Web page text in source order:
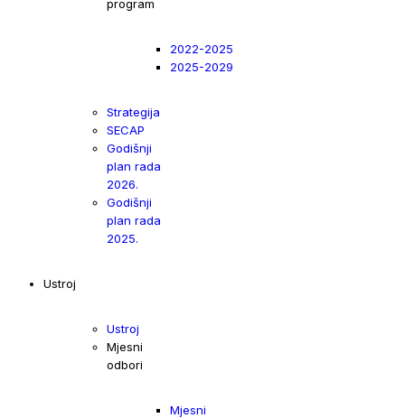
program
2022-2025
2025-2029
Strategija
SECAP
Godišnji
plan rada
2026.
Godišnji
plan rada
2025.
Ustroj
Ustroj
Mjesni
odbori
Mjesni